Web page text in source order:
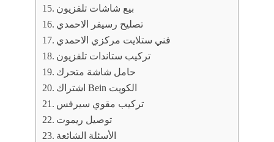
بيع شاشات تلفزيون
تصليح رسيفر الاحمدي
فني ستلايت مركزي الاحمدي
تركيب ستاندات تلفزيون
حامل شاشة متحرك
اشتراك Bein الكويت
تركيب مقوي سيرفس
توصيل ريموت
الأسئلة الشائعة